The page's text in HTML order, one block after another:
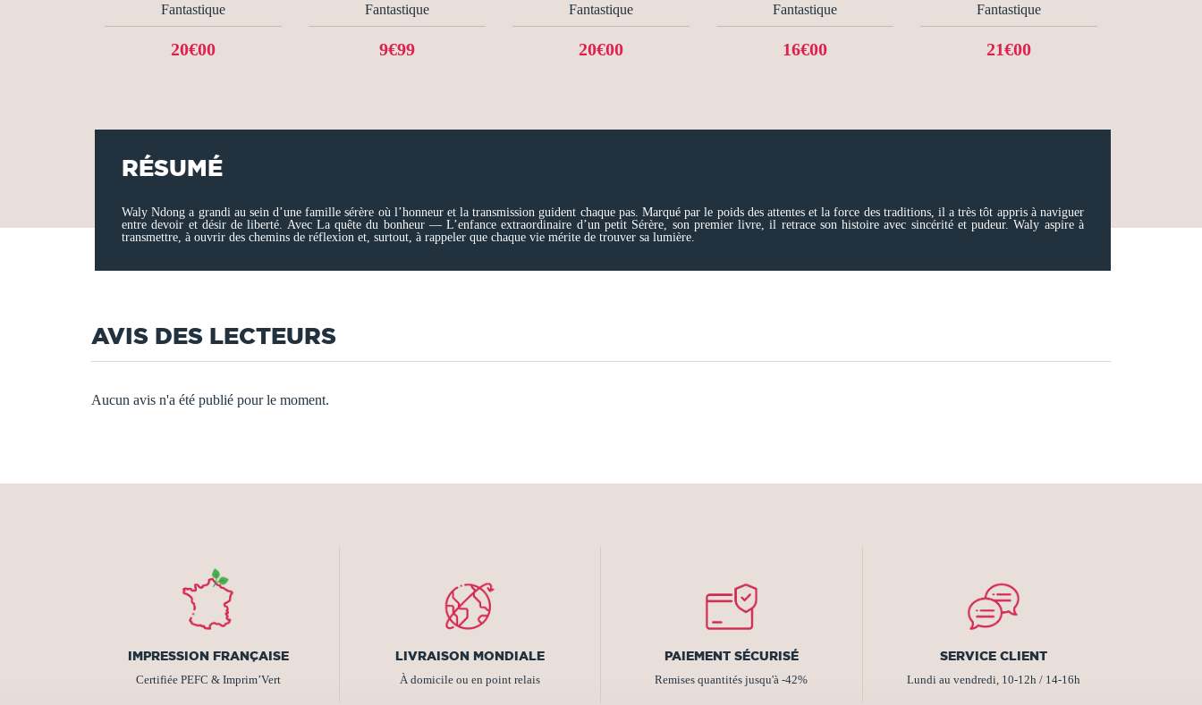
Fantastique
20€00
Fantastique
9€99
Fantastique
20€00
Fantastique
16€00
Fantastique
21€00
RÉSUMÉ
Waly Ndong a grandi au sein d’une famille sérère où l’honneur et la transmission guident chaque pas. Marqué par le poids des attentes et la force des traditions, il a très tôt appris à naviguer
entre devoir et désir de liberté. Avec La quête du bonheur — L’enfance extraordinaire d’un petit Sérère, son premier livre, il retrace son histoire avec sincérité et pudeur. Waly aspire à
transmettre, à ouvrir des chemins de réflexion et, surtout, à rappeler que chaque vie mérite de trouver sa lumière.
AVIS DES LECTEURS
Aucun avis n'a été publié pour le moment.
IMPRESSION FRANÇAISE
Certifiée PEFC & Imprim’Vert
LIVRAISON MONDIALE
À domicile ou en point relais
PAIEMENT SÉCURISÉ
Remises quantités jusqu'à -42%
SERVICE CLIENT
Lundi au vendredi, 10-12h / 14-16h